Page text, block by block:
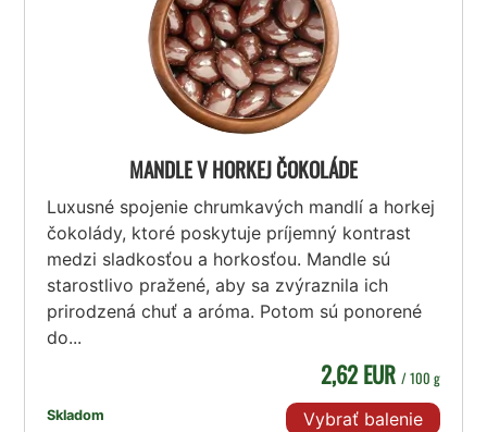
MANDLE V HORKEJ ČOKOLÁDE
Luxusné spojenie chrumkavých mandlí a horkej
čokolády, ktoré poskytuje príjemný kontrast
medzi sladkosťou a horkosťou. Mandle sú
starostlivo pražené, aby sa zvýraznila ich
prirodzená chuť a aróma. Potom sú ponorené
do...
Skladom
2,62 EUR / 100 g
Vybrať balenie